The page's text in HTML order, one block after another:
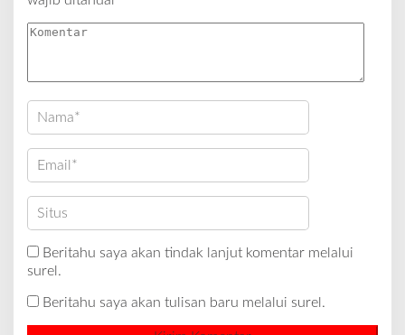
Beritahu saya akan tindak lanjut komentar melalui
surel.
Beritahu saya akan tulisan baru melalui surel.